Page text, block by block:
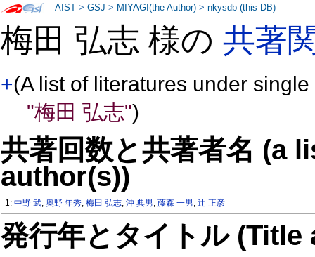
梅田 弘志 様の共著
+(A list of literatures under
"梅田 弘志")
共著回数と共著者名 (a
author(s))
1:中野 武,奥野 年秀,梅田 弘志,沖 典男,藤森 一男,辻 正彦
発行年とタイトル
AIST >GSJ > MIYAGI(the Author) >nkysdb (this DB)